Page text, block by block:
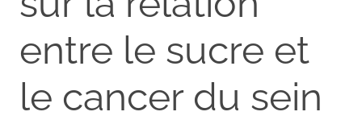
entre le sucre et
le cancer du sein